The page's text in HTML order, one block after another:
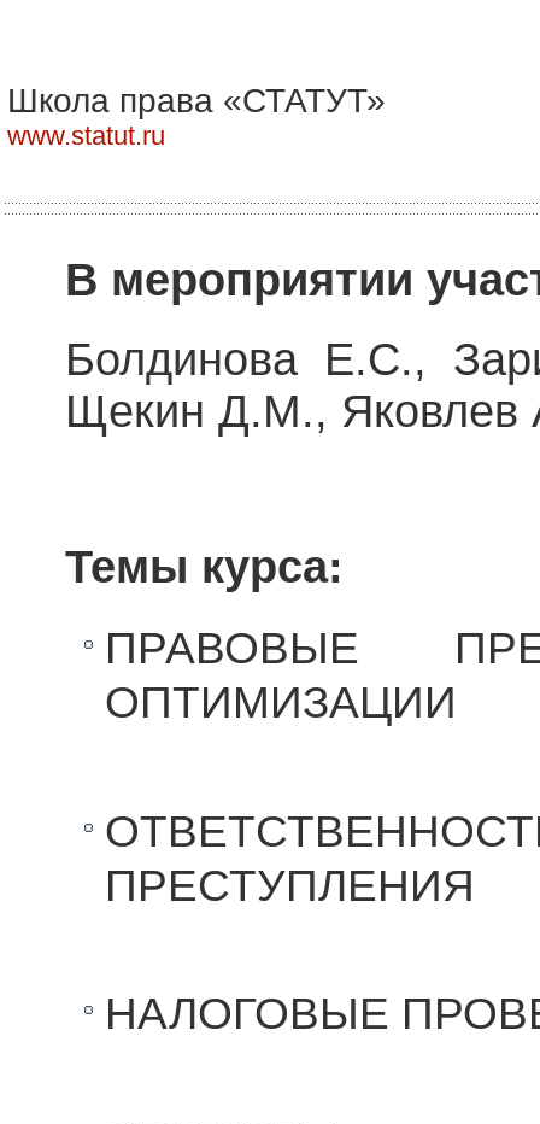
Школа права «СТАТУТ»
www.statut.ru
В мероприятии
Болдинова Е.С.,
Щекин Д.М., Яковлев
Темы курса:
ПРАВОВЫЕ
ОПТИМИЗАЦИИ
ПРЕСТУПЛЕНИЯ
НАЛОГОВЫЕ